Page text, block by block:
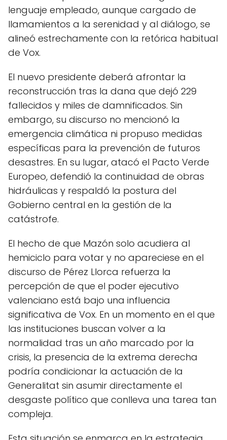
lenguaje empleado, aunque cargado de
llamamientos a la serenidad y al diálogo, se
alineó estrechamente con la retórica habitual
de Vox.
El nuevo presidente deberá afrontar la
reconstrucción tras la dana que dejó 229
fallecidos y miles de damnificados. Sin
embargo, su discurso no mencionó la
emergencia climática ni propuso medidas
específicas para la prevención de futuros
desastres. En su lugar, atacó el Pacto Verde
Europeo, defendió la continuidad de obras
hidráulicas y respaldó la postura del
Gobierno central en la gestión de la
catástrofe.
El hecho de que Mazón solo acudiera al
hemiciclo para votar y no apareciese en el
discurso de Pérez Llorca refuerza la
percepción de que el poder ejecutivo
valenciano está bajo una influencia
significativa de Vox. En un momento en el que
las instituciones buscan volver a la
normalidad tras un año marcado por la
crisis, la presencia de la extrema derecha
podría condicionar la actuación de la
Generalitat sin asumir directamente el
desgaste político que conlleva una tarea tan
compleja.